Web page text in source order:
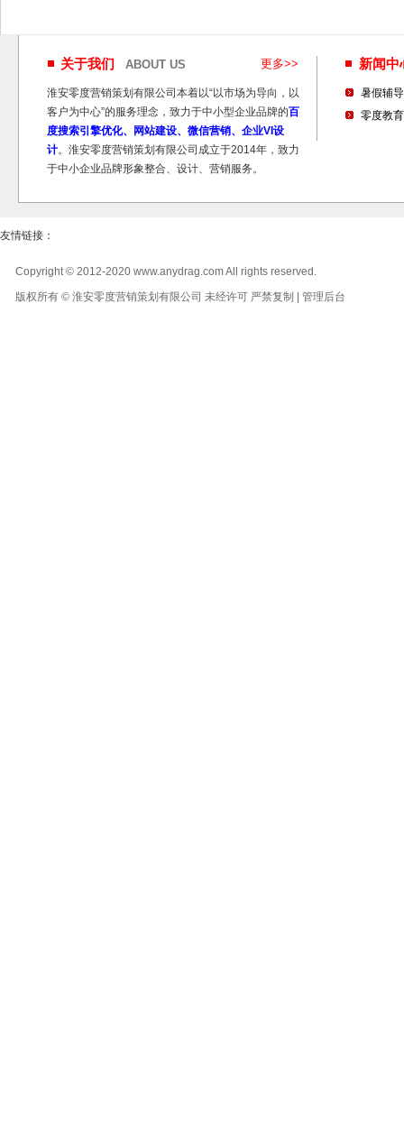
更多>>
关于我们 ABOUT US
淮安零度营销策划有限公司本着以“以市场为导向，以
客户为中心”的服务理念，致力于中小型企业品牌的百
度搜索引擎优化、网站建设、微信营销、企业VI设
计。淮安零度营销策划有限公司成立于2014年，致力
于中小企业品牌形象整合、设计、营销服务。
新闻
暑假辅
零度教
友情链接：
Copyright © 2012-2020 www.anydrag.com All rights reserved.
版权所有 © 淮安零度营销策划有限公司 未经许可 严禁复制 | 管理后台